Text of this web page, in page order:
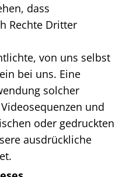
dass
Rechte Dritter
von uns selbst
bei uns. Eine
solcher
und
oder gedruckten
ausdrückliche